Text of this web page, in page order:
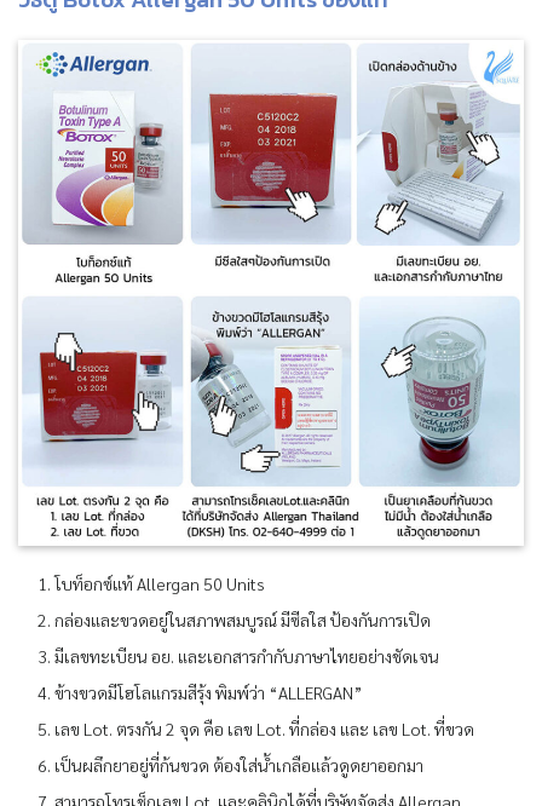
โบท็อกซ์แท้ Allergan 50 Units
กล่องและขวดอยู่ในสภาพสมบูรณ์ มีซีลใส ป้องกันการเปิด
มีเลขทะเบียน อย. และเอกสารกำกับภาษาไทยอย่างชัดเจน
ข้างขวดมีโฮโลแกรมสีรุ้ง พิมพ์ว่า “ALLERGAN”
เลข Lot. ตรงกัน 2 จุด คือ เลข Lot. ที่กล่อง และ เลข Lot. ที่ขวด
เป็นผลึกยาอยู่ที่ก้นขวด ต้องใส่น้ำเกลือแล้วดูดยาออกมา
สามารถโทรเช็กเลข Lot. และคลินิกได้ที่บริษัทจัดส่ง Allergan